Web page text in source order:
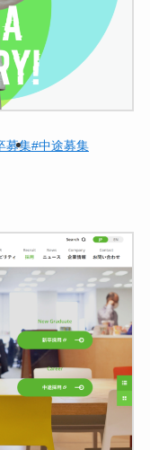
募集#中途募集